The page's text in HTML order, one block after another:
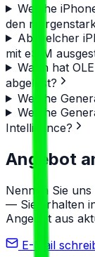
Welche
den
Ab welcher
mit eSIM
Wann hat
abgelöst?
Welche
Welche
Intelligence?
Angebot
Nennen Sie
— Sie erhalten
Angebot aus
E-Mail